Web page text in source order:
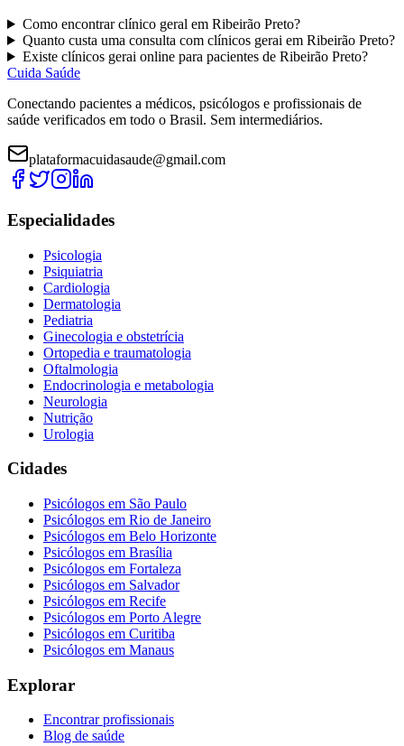
Como encontrarclínico geral em Ribeirão Preto?
Quanto custa uma consulta com clínicos gerai em Ribeirão Preto?
Existe clínicos gerai online para pacientes de Ribeirão Preto?
Cuida Saúde
Conectando pacientes a médicos, psicólogos e profissionais de
saúde verificados em todo o Brasil. Sem intermediários.
plataformacuidasaude@gmail.com
Especialidades
Psicologia
Psiquiatria
Cardiologia
Dermatologia
Pediatria
Ginecologia e obstetrícia
Ortopedia e traumatologia
Oftalmologia
Endocrinologia e metabologia
Neurologia
Nutrição
Urologia
Cidades
Psicólogos em São Paulo
Psicólogos em Rio de Janeiro
Psicólogos em Belo Horizonte
Psicólogos em Brasília
Psicólogos em Fortaleza
Psicólogos em Salvador
Psicólogos em Recife
Psicólogos em Porto Alegre
Psicólogos em Curitiba
Psicólogos em Manaus
Explorar
Encontrar profissionais
Blog de saúde